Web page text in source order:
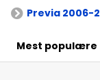
Previa 2006-